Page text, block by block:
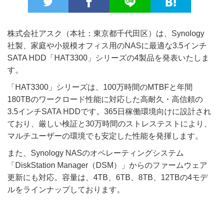
株式会社アスク（本社：東京都千代田区）は、Synology
社製、家庭や小規模オフィス用のNASに最適な3.5インチ
SATA HDD「HAT3300」シリーズの4製品を発表いたしま
す。
「HAT3300」シリーズは、100万時間のMTBFと年間
180TBのワークロード性能に対応した高耐久・高信頼の
3.5インチSATA HDDです。365日稼働環境向けに設計され
ており、厳しい検証と30万時間のストレステストにより、
マルチユーザーの環境でも安定した性能を発揮します。
また、Synology NASのオペレーティングシステム
「DiskStation Manager（DSM）」からのファームウェア
更新にも対応。容量は、4TB、6TB、8TB、12TBの4モデ
ルをラインナップしております。